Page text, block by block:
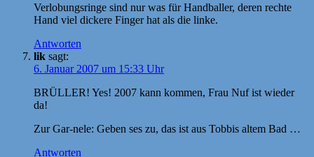
Verlobungsringe sind nur was für Handballer, deren rechte
Hand viel dickere Finger hat als die linke.
Antworten
lik sagt:
6. Januar 2007 um 15:33 Uhr
BRÜLLER! Yes! 2007 kann kommen, Frau Nuf ist wieder
da!
Zur Gar-nele: Geben ses zu, das ist aus Tobbis altem Bad …
Antworten